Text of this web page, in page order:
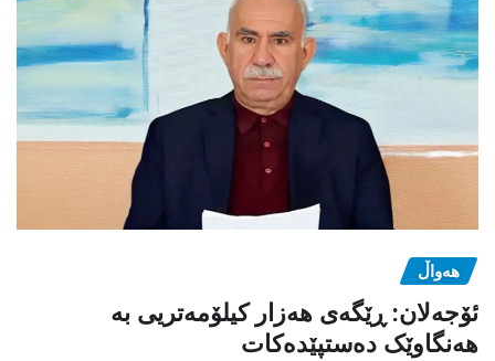
هەواڵ
ئۆجەلان: ڕێگەی هەزار کیلۆمەتریی بە
هەنگاوێک دەستپێدەکات